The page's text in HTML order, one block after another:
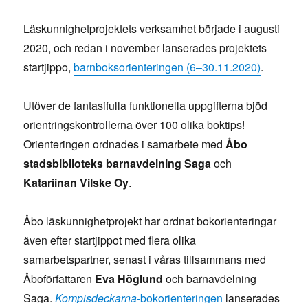
Läskunnighetprojektets verksamhet började i augusti
2020, och redan i november lanserades projektets
startjippo,barnboksorienteringen (6–30.11.2020).
Utöver de fantasifulla funktionella uppgifterna bjöd
orientringskontrollerna över 100 olika boktips!
Orienteringen ordnades i samarbete medÅbo
stadsbiblioteks barnavdelning Sagaoch
Katariinan Vilske Oy.
Åbo läskunnighetprojekt har ordnat bokorienteringar
även efter startjippot med flera olika
samarbetspartner, senast i våras tillsammans med
Åboförfattaren Eva Höglund och barnavdelning
Saga.Kompisdeckarna-bokorienteringen lanserades